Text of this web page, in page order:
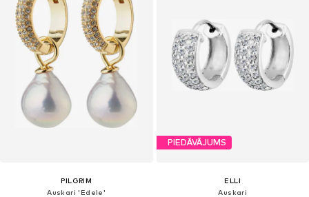
PILGRIM
Auskari 'Edele'
PIEDĀVĀJUMS
ELLI
Auskari